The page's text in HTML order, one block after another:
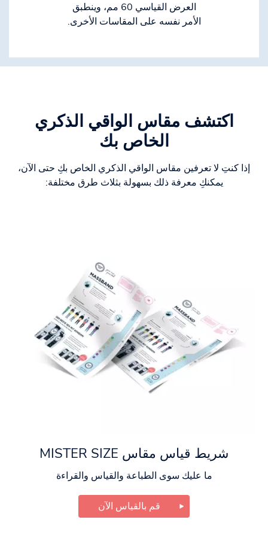
العرض القياسي 60 مم، وينطبق
الأمر نفسه على المقاسات الأخرى.
اكتشف مقاس الواقي الذكري
الخاص بك
إذا كنتِ لا تعرفين مقاس الواقي الذكري الخاص بكِ حتى الآن،
يمكنكِ معرفة ذلك بسهولة بثلاث طرق مختلفة:
شريط قياس مقاس MISTER SIZE
ما عليك سوى الطباعة والقياس والقراءة
قم بالقياس الآن